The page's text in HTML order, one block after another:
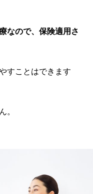
なので、保険適用さ
すことはできます
。